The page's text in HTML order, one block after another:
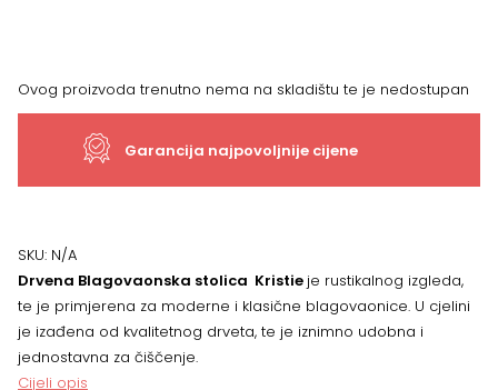
Ovog proizvoda trenutno nema na skladištu te je nedostupan
Garancija najpovoljnije cijene
SKU: N/A
Drvena Blagovaonska stolica Kristie je rustikalnog izgleda,
te je primjerena za moderne i klasične blagovaonice. U cjelini
je izađena od kvalitetnog drveta, te je iznimno udobna i
jednostavna za čiščenje.
Cijeli opis